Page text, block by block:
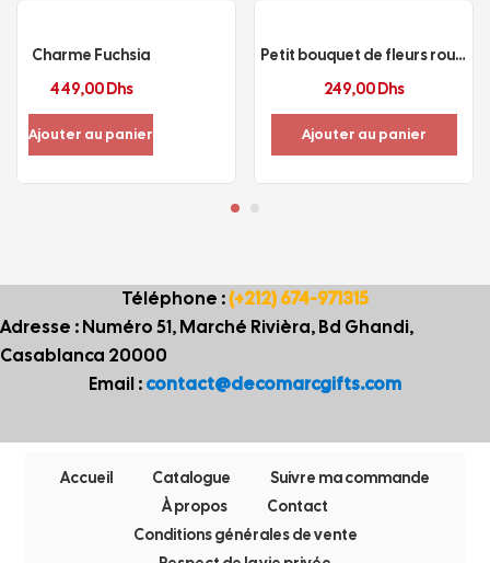
Charme Fuchsia
449,00 Dhs
Ajouter au panier
Petit bouquet de fleurs rouge et chocolat
249,00 Dhs
Ajouter au panier
Téléphone :(+212) 674-971315
Adresse : Numéro 51, Marché Rivièra, Bd Ghandi,
Casablanca 20000
Email :contact@decomarcgifts.com
Accueil Catalogue
Suivre ma commande
À propos
Contact
Conditions générales de vente